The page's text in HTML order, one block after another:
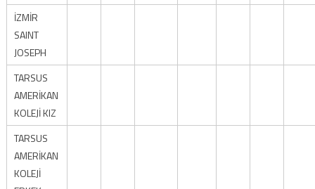
İZMİR
SAINT
JOSEPH
TARSUS
AMERİKAN
KOLEJİ KIZ
TARSUS
AMERİKAN
KOLEJİ